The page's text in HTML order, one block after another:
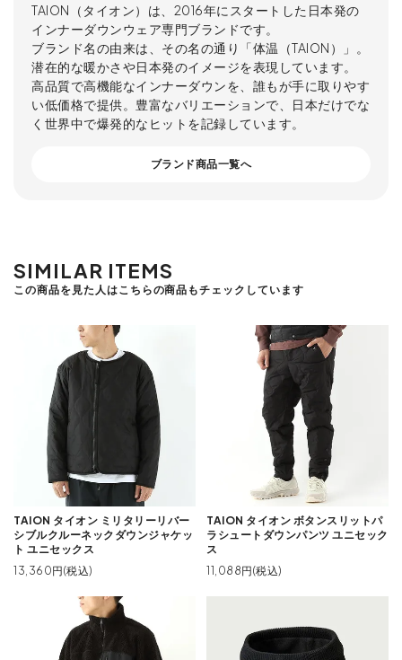
TAION（タイオン）は、2016年にスタートした日本発の
インナーダウンウェア専門ブランドです。
ブランド名の由来は、その名の通り「体温（TAION）」。
潜在的な暖かさや日本発のイメージを表現しています。
高品質で高機能なインナーダウンを、誰もが手に取りやす
い低価格で提供。豊富なバリエーションで、日本だけでな
く世界中で爆発的なヒットを記録しています。
ブランド商品一覧へ
SIMILAR ITEMS
この商品を見た人はこちらの商品もチェックしています
TAION タイオン ミリタリーリバー
シブルクルーネックダウンジャケッ
ト ユニセックス
13,360円(税込)
TAION タイオン ボタンスリットパ
ラシュートダウンパンツ ユニセック
ス
11,088円(税込)